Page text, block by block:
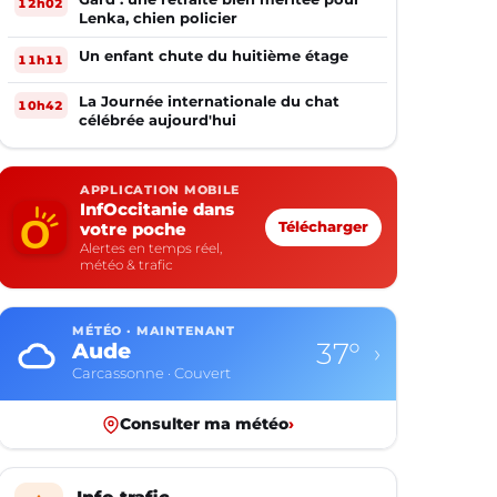
Lenka, chien policier
11h11 Un enfant chute du huitième étage
10h42
La Journée internationale du chat
célébrée aujourd'hui
APPLICATION MOBILE
InfOccitanie dans
votre poche
Alertes en temps réel,
météo & trafic
Télécharger
MÉTÉO · MAINTENANT
Aude
Carcassonne · Couvert
37° ›
Consulter ma météo›